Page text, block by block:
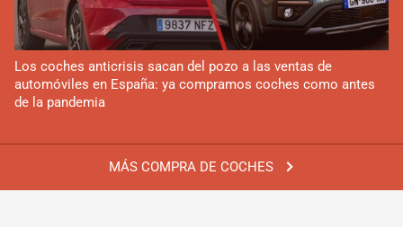
MÁS COMPRA DE COCHES
Los coches anticrisis sacan del pozo a las ventas de
automóviles en España: ya compramos coches como antes
de la pandemia